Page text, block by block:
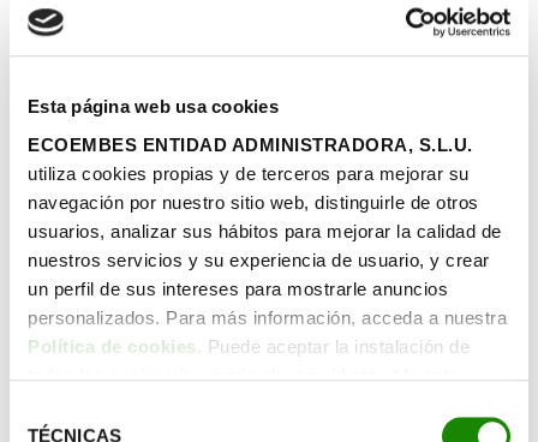
Esta página web usa cookies
ECOEMBES ENTIDAD ADMINISTRADORA, S.L.U.
utiliza cookies propias y de terceros para mejorar su
navegación por nuestro sitio web, distinguirle de otros
usuarios, analizar sus hábitos para mejorar la calidad de
nuestros servicios y su experiencia de usuario, y crear
un perfil de sus intereses para mostrarle anuncios
personalizados. Para más información, acceda a nuestra
Política de cookies. Puede aceptar la instalación de
botón “Configurar cookies”, o rechazar su instalación,
TÉCNICAS
La destrucción de los bosques viene provocada
principalmente por la conversión de los mismos
deforestación provoca un mayor
Sólo el 12% de la superficie del
planeta es cultivable
¿Cuándo y por qué surge el
Día Internacional de la
Los suelos tienen un mucho potencial para mitigar